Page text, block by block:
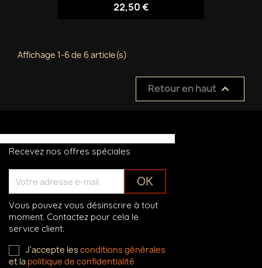
22,50 €
Affichage 1-6 de 6 article(s)
Retour en haut 
Recevez nos offres spéciales
Vous pouvez vous désinscrire à tout
moment. Contactez pour cela le
service client.
J'accepte les conditions générales
et la politique de confidentialité